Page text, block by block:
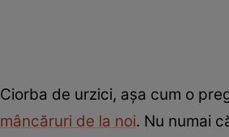
Ciorba de urzici, așa cum o
mâncăruri de la noi. Nu numai